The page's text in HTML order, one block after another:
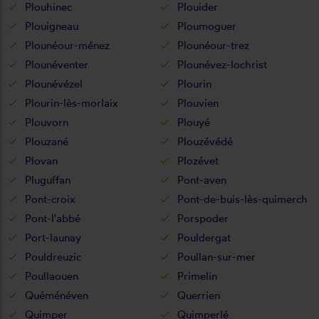
Plouhinec
Plouider
Plouigneau
Ploumoguer
Plounéour-ménez
Plounéour-trez
Plounéventer
Plounévez-lochrist
Plounévézel
Plourin
Plourin-lès-morlaix
Plouvien
Plouvorn
Plouyé
Plouzané
Plouzévédé
Plovan
Plozévet
Pluguffan
Pont-aven
Pont-croix
Pont-de-buis-lès-quimerch
Pont-l'abbé
Porspoder
Port-launay
Pouldergat
Pouldreuzic
Poullan-sur-mer
Poullaouen
Primelin
Quéménéven
Querrien
Quimper
Quimperlé